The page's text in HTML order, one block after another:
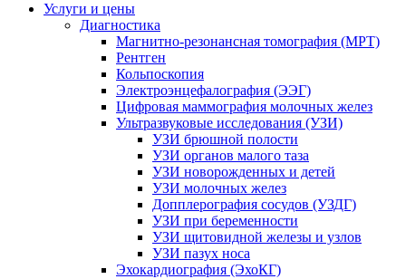
Услуги и цены
Диагностика
Магнитно-резонансная томография (МРТ)
Рентген
Кольпоскопия
Электроэнцефалография (ЭЭГ)
Цифровая маммография молочных желез
Ультразвуковые исследования (УЗИ)
УЗИ брюшной полости
УЗИ органов малого таза
УЗИ новорожденных и детей
УЗИ молочных желез
Допплерография сосудов (УЗДГ)
УЗИ при беременности
УЗИ щитовидной железы и узлов
УЗИ пазух носа
Эхокардиография (ЭхоКГ)